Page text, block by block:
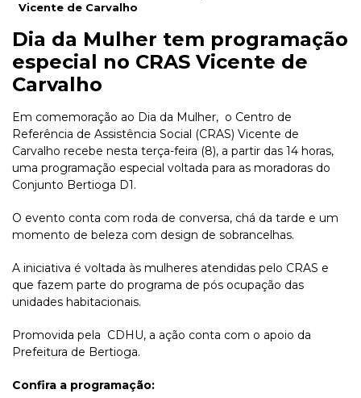
Vicente de Carvalho
Dia da Mulher tem programação
especial no CRAS Vicente de
Carvalho
Em comemoração ao Dia da Mulher, o Centro de
Referência de Assistência Social (CRAS) Vicente de
Carvalho recebe nesta terça-feira (8), a partir das 14 horas,
uma programação especial voltada para as moradoras do
Conjunto Bertioga D1.
O evento conta com roda de conversa, chá da tarde e um
momento de beleza com design de sobrancelhas.
A iniciativa é voltada às mulheres atendidas pelo CRAS e
que fazem parte do programa de pós ocupação das
unidades habitacionais.
Promovida pela CDHU, a ação conta com o apoio da
Prefeitura de Bertioga.
Confira a programação: